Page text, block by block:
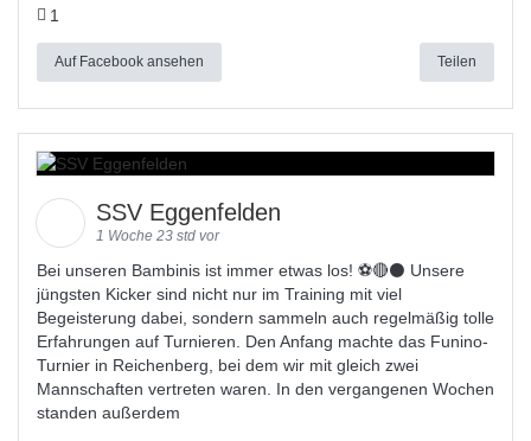
1
Auf Facebook ansehen Teilen
SSV Eggenfelden
1 Woche 23 std vor
Bei unseren Bambinis ist immer etwas los! ⚽️🔴⚫ Unsere
jüngsten Kicker sind nicht nur im Training mit viel
Begeisterung dabei, sondern sammeln auch regelmäßig tolle
Erfahrungen auf Turnieren. Den Anfang machte das Funino-
Turnier in Reichenberg, bei dem wir mit gleich zwei
Mannschaften vertreten waren. In den vergangenen Wochen
standen außerdem